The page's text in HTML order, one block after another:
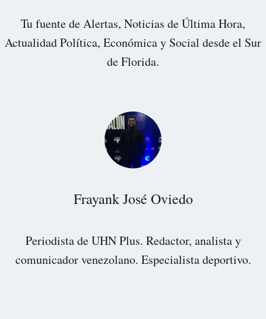
Tu fuente de Alertas, Noticias de Última Hora,
Actualidad Política, Económica y Social desde el Sur
de Florida.
Frayank José Oviedo
Periodista de UHN Plus. Redactor, analista y
comunicador venezolano. Especialista deportivo.